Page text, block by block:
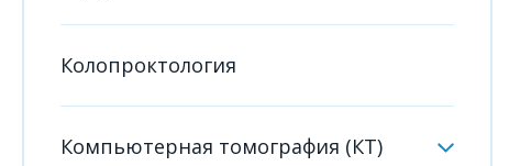
Колопроктология
Компьютерная томография (КТ)